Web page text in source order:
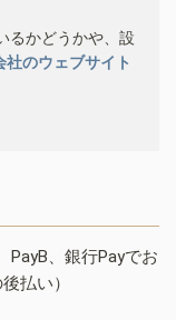
るかどうかや、設
社のウェブサイト
PayB、銀行Payでお
払い）